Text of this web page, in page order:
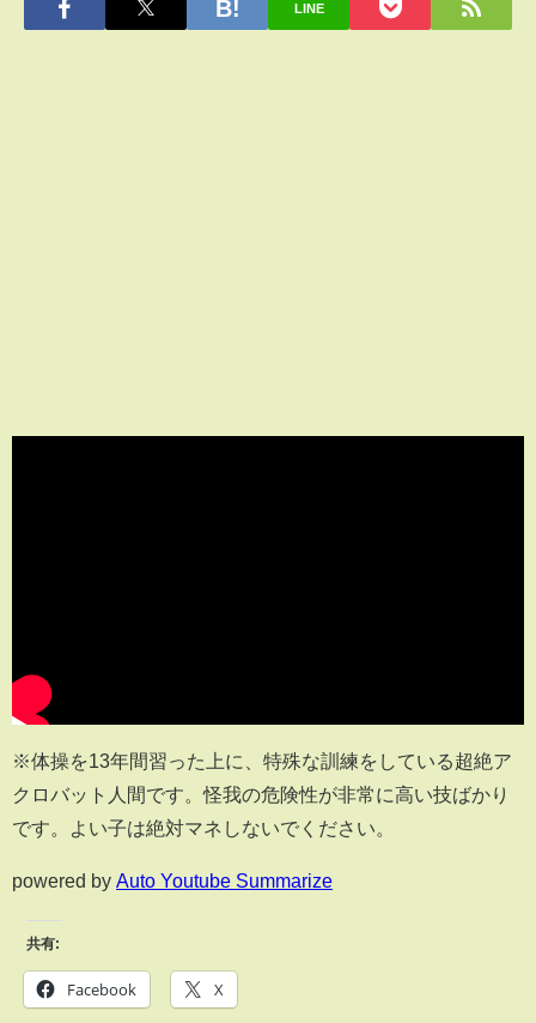
LINE
※体操を13年間習った上に、特殊な訓練をしている超絶ア
クロバット人間です。怪我の危険性が非常に高い技ばかり
です。よい子は絶対マネしないでください。
powered by Auto Youtube Summarize
共有:
Facebook X